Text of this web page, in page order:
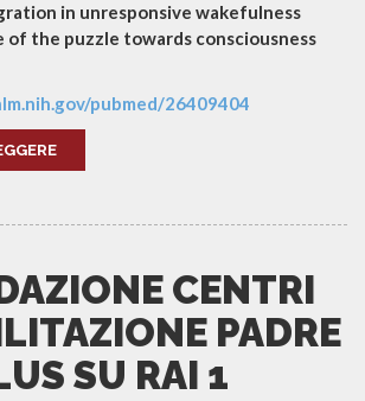
in unresponsive wakefulness
of the puzzle towards consciousness
pubmed/26409404
CENTRI
PADRE
SU RAI 1